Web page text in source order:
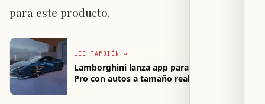
para este producto.
LEE TAMBIÉN →
Lamborghini lanza app para Apple Vision
Pro con autos a tamaño real